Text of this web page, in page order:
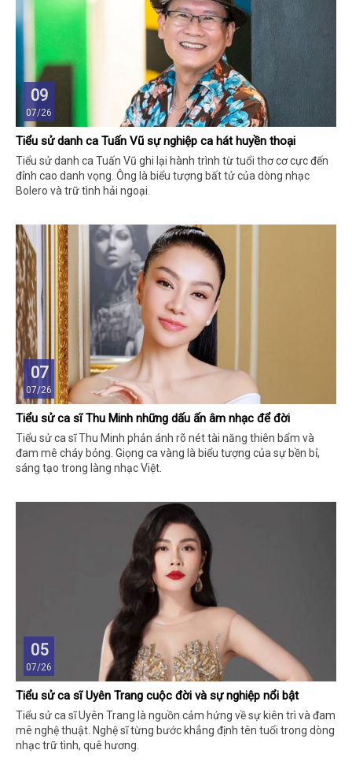
09
07/26
Tiểu sử danh ca Tuấn Vũ sự nghiệp ca hát huyền thoại
Tiểu sử danh ca Tuấn Vũ ghi lại hành trình từ tuổi thơ cơ cực đến
đỉnh cao danh vọng. Ông là biểu tượng bất tử của dòng nhạc
Bolero và trữ tình hải ngoại.
07
07/26
Tiểu sử ca sĩ Thu Minh những dấu ấn âm nhạc để đời
Tiểu sử ca sĩ Thu Minh phản ánh rõ nét tài năng thiên bẩm và
đam mê cháy bỏng. Giọng ca vàng là biểu tượng của sự bền bỉ,
sáng tạo trong làng nhạc Việt.
05
07/26
Tiểu sử ca sĩ Uyên Trang cuộc đời và sự nghiệp nổi bật
Tiểu sử ca sĩ Uyên Trang là nguồn cảm hứng về sự kiên trì và đam
mê nghệ thuật. Nghệ sĩ từng bước khẳng định tên tuổi trong dòng
nhạc trữ tình, quê hương.